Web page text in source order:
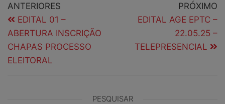
ANTERIORES
EDITAL 01 –
ABERTURA INSCRIÇÃO
CHAPAS PROCESSO
ELEITORAL
PRÓXIMO
EDITAL AGE EPTC –
22.05.25 –
TELEPRESENCIAL
PESQUISAR